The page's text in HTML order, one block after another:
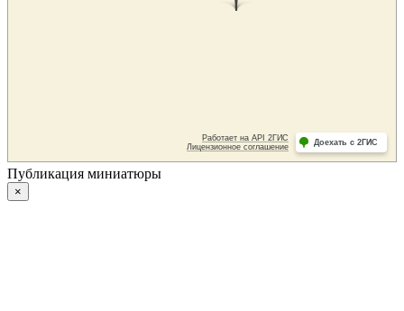
Публикация миниатюры
×